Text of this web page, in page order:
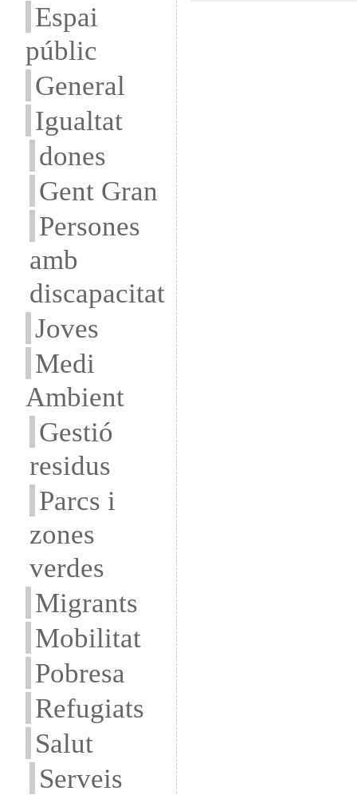
Espai
públic
General
Igualtat
dones
Gent Gran
Persones
amb
discapacitat
Joves
Medi
Ambient
Gestió
residus
Parcs i
zones
verdes
Migrants
Mobilitat
Pobresa
Refugiats
Salut
Serveis